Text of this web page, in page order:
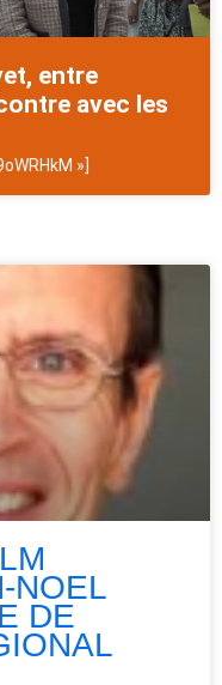
entre
avec les
»]
NOEL
DE